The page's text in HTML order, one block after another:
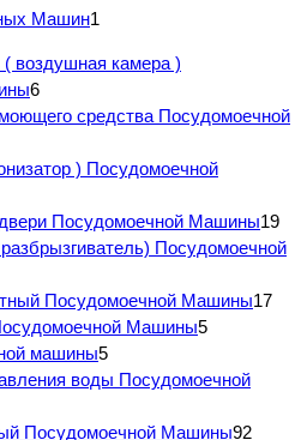
Машин1
воздушная камера )
6
средства Посудомоечной
) Посудомоечной
Посудомоечной Машины19
Посудомоечной
Посудомоечной Машины17
Машины5
машины5
воды Посудомоечной
Посудомоечной Машины92